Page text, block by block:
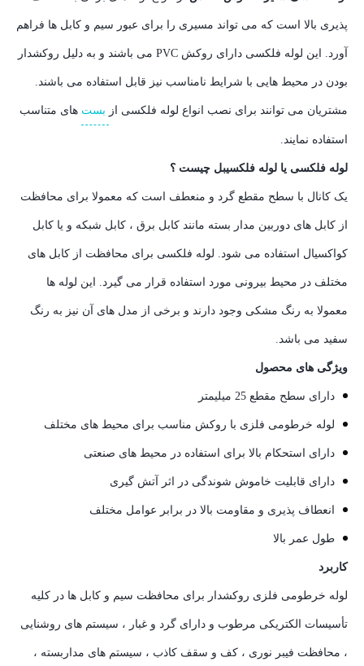
پذیری بالا است که می تواند مسیری را برای عبور سیم و کابل ها فراهم
آورد. این لوله فلکسی دارای روکش PVC می باشند و به دلیل روکشدار
بودن در محیط هایی با شرایط نامناسب نیز قابل استفاده می باشند.
مشتریان می توانند برای نصب انواع لوله فلکسی از بست های متناسب
استفاده نمایند.
لوله فلکسی یا لوله فلکسیبل چیست ؟
یک کانال با سطح مقطع گرد و منعطف است که معمولا برای محافظت
از کابل های دوربین مدار بسته مانند کابل برق ، کابل شبکه و یا کابل
کواکسیال استفاده می شود. لوله فلکسی برای محافظت از کابل های
مختلف در محیط بیرونی مورد استفاده قرار می گیرد. این لوله ها
معمولا به رنگ مشکی وجود دارند و برخی از مدل های آن نیز به رنگ
سفید می باشد.
ویژگی های محصول
دارای سطح مقطع 25 میلیمتر
لوله خرطومی فلزی با روکش مناسب برای محیط های مختلف
دارای استحکام بالا برای استفاده در محیط های صنعتی
دارای قابلیت خاموش شوندگی در اثر آتش گیری
انعطاف پذیری و مقاومت بالا در برابر عوامل مختلف
طول عمر بالا
کاربرد
لوله خرطومی فلزی روکشدار برای محافظت سیم و کابل ها در کلیه
تأسیسات الکتریکی مرطوب و دارای گرد و غبار ، سیستم های روشنایی
، محافظت فیبر نوری ، کف و سقف کاذب ، سیستم های مداربسته ،